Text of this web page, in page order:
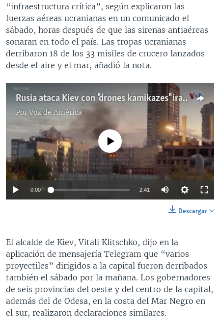
“infraestructura crítica”, según explicaron las
fuerzas aéreas ucranianas en un comunicado el
sábado, horas después de que las sirenas antiaéreas
sonaran en todo el país. Las tropas ucranianas
derribaron 18 de los 33 misiles de crucero lanzados
desde el aire y el mar, añadió la nota.
Rusia ataca Kiev con "drones kamikazes" iraníes
Por Voz de América
No media source currently available
0:00 2:41
Descargar
El alcalde de Kiev, Vitali Klitschko, dijo en la
aplicación de mensajería Telegram que “varios
proyectiles” dirigidos a la capital fueron derribados
también el sábado por la mañana. Los gobernadores
de seis provincias del oeste y del centro de la capital,
además del de Odesa, en la costa del Mar Negro en
el sur, realizaron declaraciones similares.